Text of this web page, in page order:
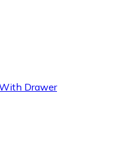
Drawer